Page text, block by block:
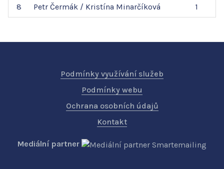
8 Petr Čermák / Kristína Minarčíková 1
Podmínky využívání služeb
Podmínky webu
Ochrana osobních údajů
Kontakt
Mediální partner